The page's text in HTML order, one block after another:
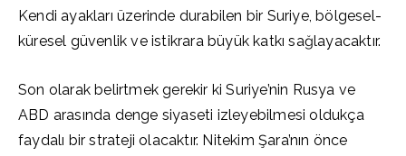
Kendi ayakları üzerinde durabilen bir Suriye, bölgesel-
küresel güvenlik ve istikrara büyük katkı sağlayacaktır.
Son olarak belirtmek gerekir ki Suriye’nin Rusya ve
ABD arasında denge siyaseti izleyebilmesi oldukça
faydalı bir strateji olacaktır. Nitekim Şara’nın önce